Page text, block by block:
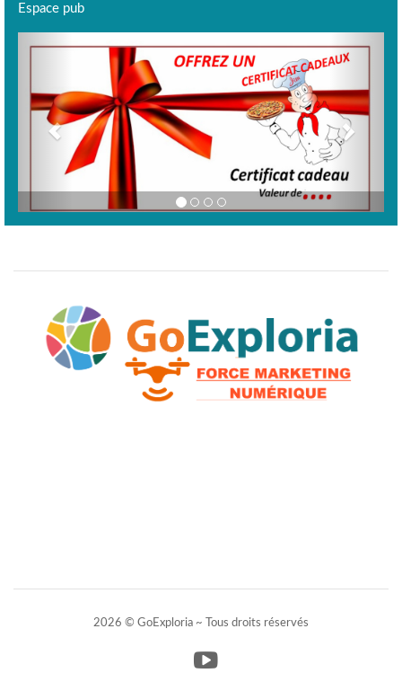
Espace pub
2026 © GoExploria ~ Tous droits réservés